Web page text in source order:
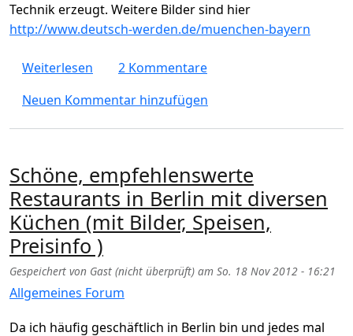
Technik erzeugt. Weitere Bilder sind hier
http://www.deutsch-werden.de/muenchen-bayern
Weiterlesen über Surfer über künstliche Wellen in
2 Kommentare
Neuen Kommentar hinzufügen
Schöne, empfehlenswerte
Restaurants in Berlin mit diversen
Küchen (mit Bilder, Speisen,
Preisinfo )
Gespeichert von Gast (nicht überprüft) am So. 18 Nov 2012 - 16:21
Allgemeines Forum
Da ich häufig geschäftlich in Berlin bin und jedes mal